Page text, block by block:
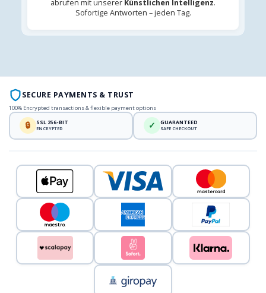
abrufen mit unserer Künstlichen Intelligenz.
Sofortige Antworten – jeden Tag.
SECURE PAYMENTS & TRUST
100% Encrypted transactions & flexible payment options
🔒 SSL 256-BIT
ENCRYPTED ✓ GUARANTEED
SAFE CHECKOUT